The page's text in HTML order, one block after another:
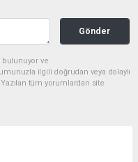
Gönder
bulunuyor ve
ilgili doğrudan veya dolaylı
tüm yorumlardan site